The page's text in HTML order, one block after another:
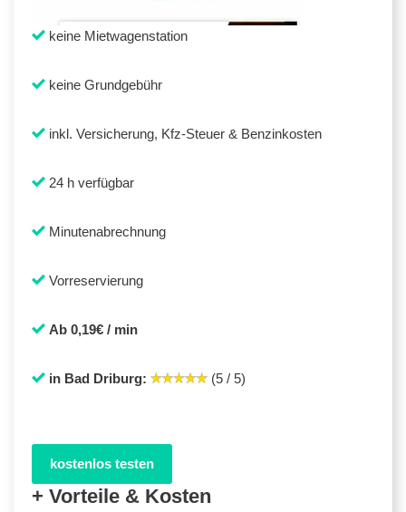
keine Mietwagenstation
keine Grundgebühr
inkl. Versicherung, Kfz-Steuer & Benzinkosten
24 h verfügbar
Minutenabrechnung
Vorreservierung
Ab 0,19€ / min
in Bad Driburg: (5 / 5)
kostenlos testen
+ Vorteile & Kosten